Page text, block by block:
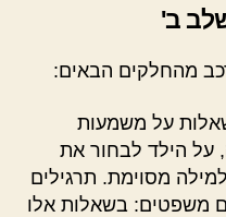
ב'
מהחלקים הבאים:
על משמעות
על הילד לבחור את
מסוימת. תרגילים
משפטים: בשאלות אלו